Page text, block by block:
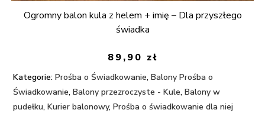
Ogromny balon kula z helem + imię – Dla przyszłego
świadka
89,90 zł
Kategorie: Prośba o Świadkowanie,Balony Prośba o
Świadkowanie,Balony przezroczyste - Kule,Balony w
pudełku,Kurier balonowy,Prośba o świadkowanie dla niej